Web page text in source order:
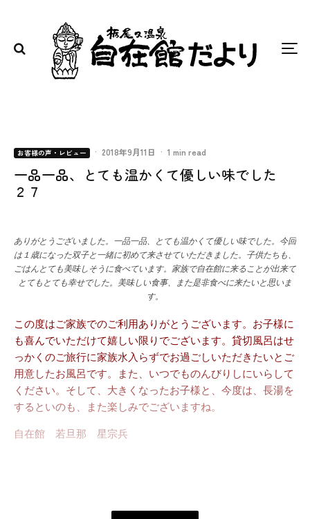
お客様の声・レビュー · 2018年9月11日 · 1 min read
一品一品、とても温かくて優しい味でした
２７
ありがとうございました。一品一品、とても温かくて優しい味でした。今回
は１歳になった双子と一緒に初めて来させていただきました。子供たちも、
ごはんとても美味しそうに食べています。家族で自在館に来ることが出来て
とてもとても幸せでした。美味しい食事、また是非食べに来たいと思いま
す。
この度はご家族でのご利用ありがとうございます。お子様に
も喜んでいただけて嬉しい限りでございます。貸切風呂はせ
っかくのご旅行に家族水入らずでお過ごしいただきたいとご
用意したお風呂です。また、いつでものんびりしにいらして
ください。そして、大きくなったお子様と、今度は、長湯を
するといのも、また楽しみでございますね。
自在館 若旦那 星宗兵